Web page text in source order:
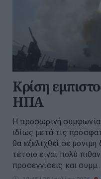
Κρίση
ΗΠΑ
Η προσωρινή
ιδίως μετά τις
θα εξελιχθεί σε μόνιμη
τέτοιο είναι πολύ
προσεγγίσεις και συμμ...